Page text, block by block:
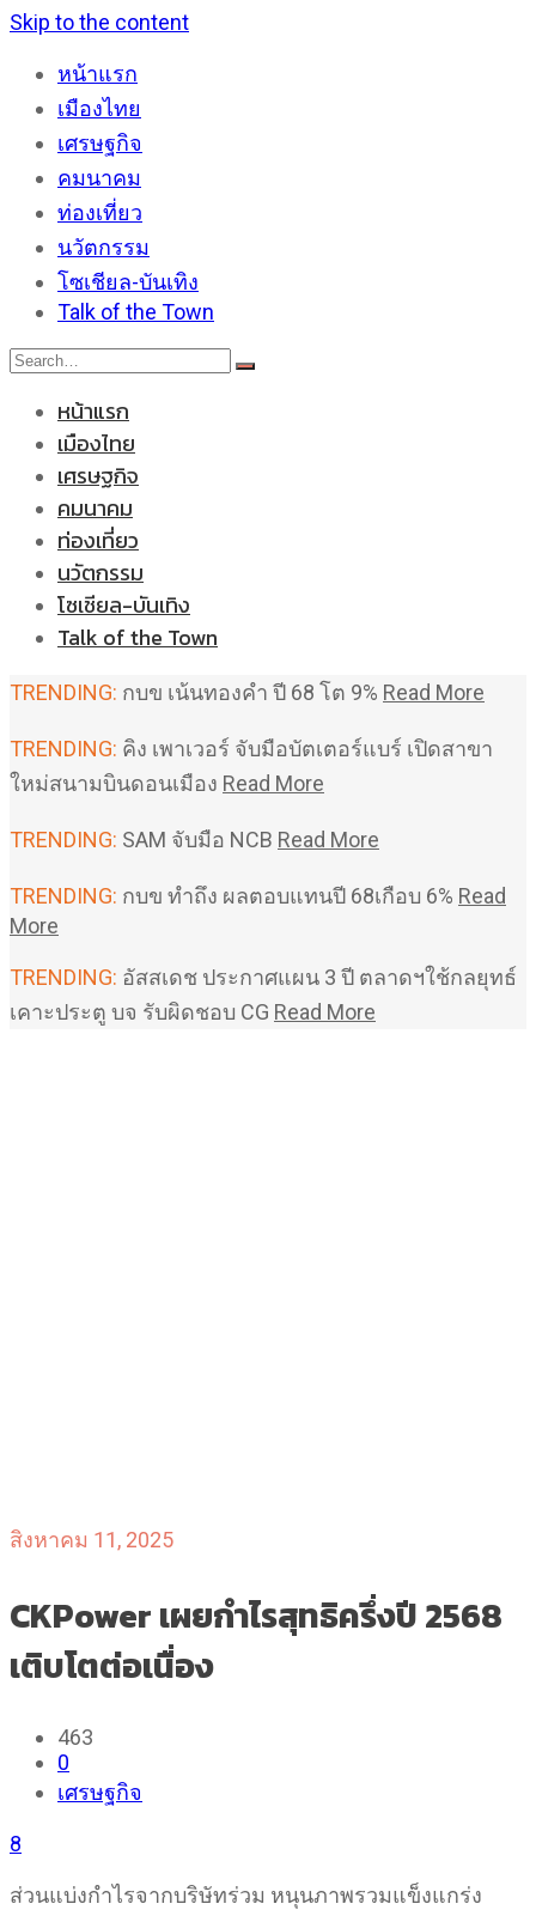
Skip to the content
หน้าแรก
เมืองไทย
เศรษฐกิจ
คมนาคม
ท่องเที่ยว
นวัตกรรม
โซเชียล-บันเทิง
Talk of the Town
หน้าแรก
เมืองไทย
เศรษฐกิจ
คมนาคม
ท่องเที่ยว
นวัตกรรม
โซเชียล-บันเทิง
Talk of the Town
TRENDING: กบข เน้นทองคำ ปี 68 โต 9% Read More
TRENDING: คิง เพาเวอร์ จับมือบัตเตอร์แบร์ เปิดสาขา
ใหม่สนามบินดอนเมือง Read More
TRENDING: SAM จับมือ NCB Read More
TRENDING: กบข ทำถึง ผลตอบแทนปี 68เกือบ 6% Read
More
TRENDING: อัสสเดช ประกาศแผน 3 ปี ตลาดฯใช้กลยุทธ์
เคาะประตู บจ รับผิดชอบ CG Read More
สิงหาคม 11, 2025
CKPower เผยกำไรสุทธิครึ่งปี 2568
เติบโตต่อเนื่อง
463
0
เศรษฐกิจ
8
ส่วนแบ่งกำไรจากบริษัทร่วม หนุนภาพรวมแข็งแกร่ง